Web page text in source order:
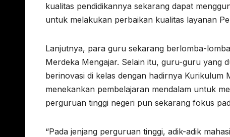
kualitas pendidikannya sekarang dapat
untuk melakukan perbaikan kualitas layanan
Lanjutnya, para guru sekarang berlomba-
Merdeka Mengajar. Selain itu, guru-guru yang
berinovasi di kelas dengan hadirnya Kurikulum
menekankan pembelajaran mendalam untuk
perguruan tinggi negeri pun sekarang fokus
“Pada jenjang perguruan tinggi, adik-adik